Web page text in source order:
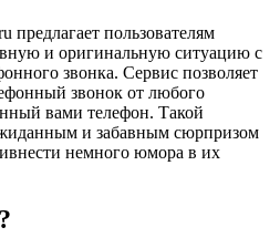
предлагает пользователям
и оригинальную ситуацию с
звонка. Сервис позволяет
звонок от любого
вами телефон. Такой
и забавным сюрпризом
немного юмора в их